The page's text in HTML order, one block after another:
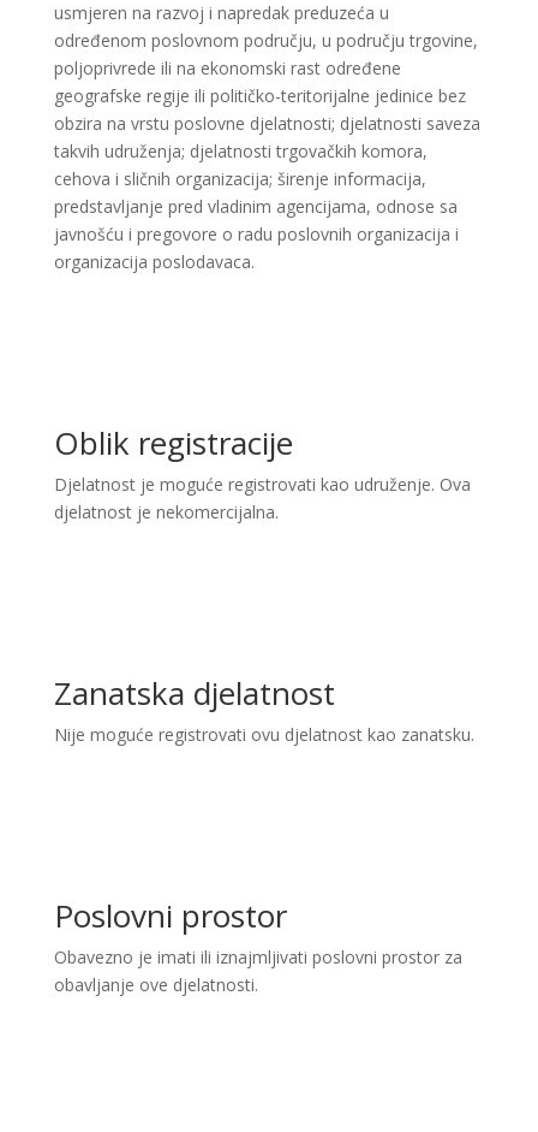
usmjeren na razvoj i napredak preduzeća u
određenom poslovnom području, u području trgovine,
poljoprivrede ili na ekonomski rast određene
geografske regije ili političko-teritorijalne jedinice bez
obzira na vrstu poslovne djelatnosti; djelatnosti saveza
takvih udruženja; djelatnosti trgovačkih komora,
cehova i sličnih organizacija; širenje informacija,
predstavljanje pred vladinim agencijama, odnose sa
javnošću i pregovore o radu poslovnih organizacija i
organizacija poslodavaca. ​
Oblik registracije
Djelatnost je moguće registrovati kao udruženje. Ova
djelatnost je nekomercijalna.
Zanatska djelatnost
Nije moguće registrovati ovu djelatnost kao zanatsku.
Poslovni prostor
Obavezno je imati ili iznajmljivati poslovni prostor za
obavljanje ove djelatnosti.